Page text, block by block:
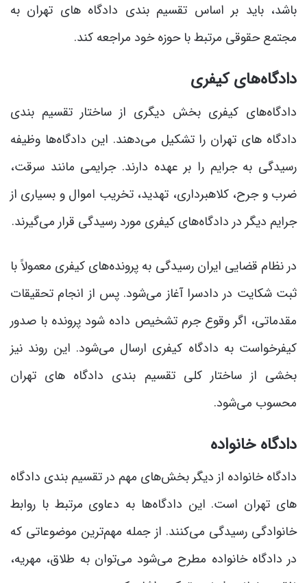
باشد، باید بر اساس تقسیم بندی دادگاه های تهران به
مجتمع حقوقی مرتبط با حوزه خود مراجعه کند.
دادگاه‌های کیفری
دادگاه‌های کیفری بخش دیگری از ساختار تقسیم بندی
دادگاه های تهران را تشکیل می‌دهند. این دادگاه‌ها وظیفه
رسیدگی به جرایم را بر عهده دارند. جرایمی مانند سرقت،
ضرب و جرح، کلاهبرداری، تهدید، تخریب اموال و بسیاری از
جرایم دیگر در دادگاه‌های کیفری مورد رسیدگی قرار می‌گیرند.
در نظام قضایی ایران رسیدگی به پرونده‌های کیفری معمولاً با
ثبت شکایت در دادسرا آغاز می‌شود. پس از انجام تحقیقات
مقدماتی، اگر وقوع جرم تشخیص داده شود پرونده با صدور
کیفرخواست به دادگاه کیفری ارسال می‌شود. این روند نیز
بخشی از ساختار کلی تقسیم بندی دادگاه های تهران
محسوب می‌شود.
دادگاه خانواده
دادگاه خانواده از دیگر بخش‌های مهم در تقسیم بندی دادگاه
های تهران است. این دادگاه‌ها به دعاوی مرتبط با روابط
خانوادگی رسیدگی می‌کنند. از جمله مهم‌ترین موضوعاتی که
در دادگاه خانواده مطرح می‌شود می‌توان به طلاق، مهریه،